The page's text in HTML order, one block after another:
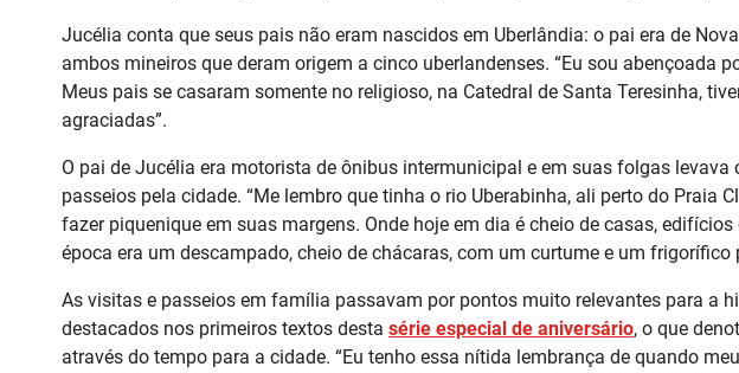
Jucélia conta que seus pais não eram nascidos em Uberlândia: o pai era de
ambos mineiros que deram origem a cinco uberlandenses. “Eu sou abençoada
Meus pais se casaram somente no religioso, na Catedral de Santa Teresinha,
agraciadas”.
O pai de Jucélia era motorista de ônibus intermunicipal e em suas folgas
passeios pela cidade. “Me lembro que tinha o rio Uberabinha, ali perto do Praia
fazer piquenique em suas margens. Onde hoje em dia é cheio de casas,
época era um descampado, cheio de chácaras, com um curtume e um frigorífico
As visitas e passeios em família passavam por pontos muito relevantes para a
destacados nos primeiros textos desta série especial de aniversário, o que
através do tempo para a cidade. “Eu tenho essa nítida lembrança de quando